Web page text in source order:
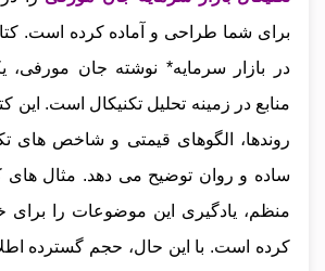
برای شما طراحی و آماده کرده است.
در بازار سرمایه* نوشته جان مورفی،
منابع در زمینه تحلیل تکنیکال است. این
روندها، الگوهای قیمتی و شاخص‌ های
ساده و روان توضیح می‌ دهد. مثال‌ های
منظم، یادگیری این موضوعات را برای
کرده است. با این‌ حال، حجم گسترده